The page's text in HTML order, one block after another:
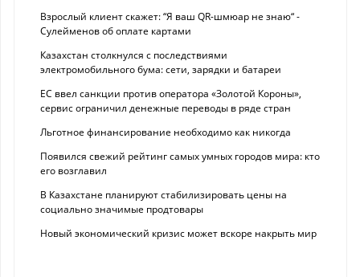
Взрослый клиент скажет: “Я ваш QR-шмюар не знаю“ -
Сулейменов об оплате картами
Казахстан столкнулся с последствиями
электромобильного бума: сети, зарядки и батареи
ЕС ввел санкции против оператора «Золотой Короны»,
сервис ограничил денежные переводы в ряде стран
Льготное финансирование необходимо как никогда
Появился свежий рейтинг самых умных городов мира: кто
его возглавил
В Казахстане планируют стабилизировать цены на
социально значимые продтовары
Новый экономический кризис может вскоре накрыть мир